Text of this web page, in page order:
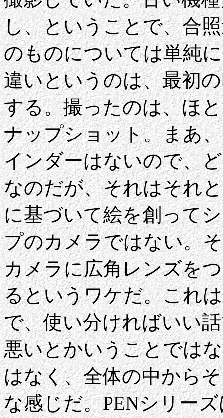
し、ということで、合
のものについては単純
違いというのは、最初
する。撮ったのは、ほ
ナップショット。まあ
インダーはないので、
なのだが、それはそれ
に基づいて絵を創って
プのカメラではない。
カメラに広角レンズを
るというワケだ。これ
で、使い分ければいい
悪いとかいうことでは
はなく、全体の中から
な感じだ。PENシリー